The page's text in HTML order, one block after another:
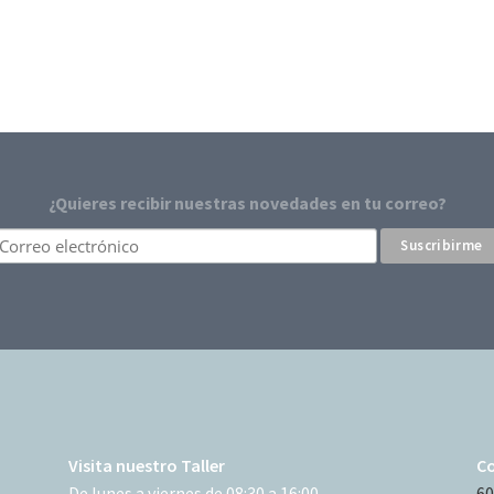
¿Quieres recibir nuestras novedades en tu correo?
Visita nuestro Taller